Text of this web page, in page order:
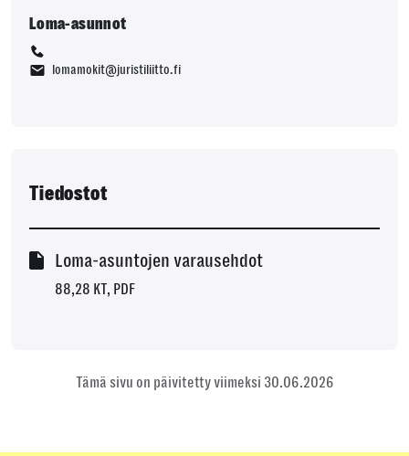
Loma-asunnot
lomamokit@juristiliitto.fi
Tiedostot
Loma-asuntojen varausehdot
88,28 KT, PDF
Tämä sivu on päivitetty viimeksi 30.06.2026